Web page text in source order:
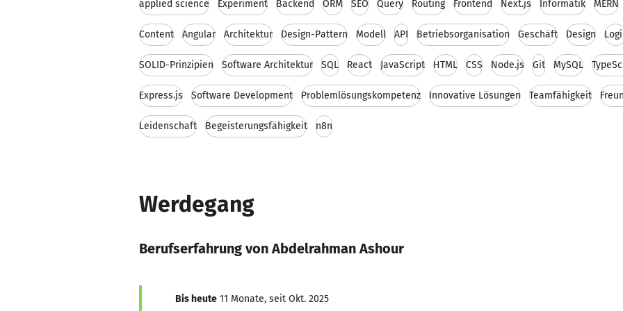
applied science Experiment Backend ORM SEO Query Routing Frontend Next.js Informatik MERN
Content Angular Architektur Design-Pattern Modell API Betriebsorganisation Geschäft Design
SOLID-Prinzipien Software Architektur SQL React JavaScript HTML CSS Node.js Git MySQL
Express.js Software Development Problemlösungskompetenz Innovative Lösungen Teamfähigkeit
Leidenschaft Begeisterungsfähigkeit n8n
Werdegang
Berufserfahrung von Abdelrahman Ashour
Bis heute 11 Monate, seit Okt. 2025